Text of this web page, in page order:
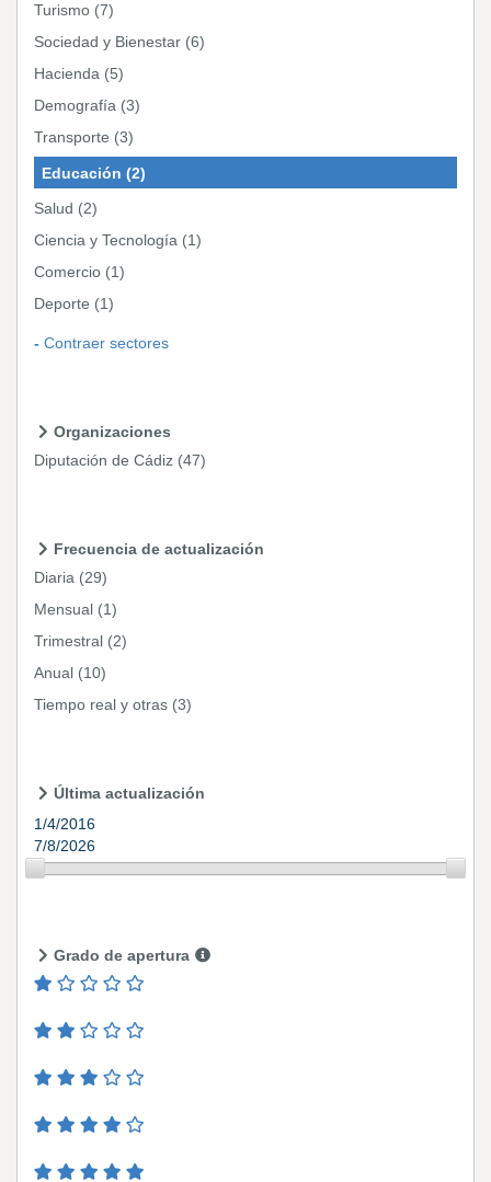
Turismo (7)
Sociedad y Bienestar (6)
Hacienda (5)
Demografía (3)
Transporte (3)
Educación (2)
Salud (2)
Ciencia y Tecnología (1)
Comercio (1)
Deporte (1)
Contraer sectores
Organizaciones
Diputación de Cádiz (47)
Frecuencia de actualización
Diaria (29)
Mensual (1)
Trimestral (2)
Anual (10)
Tiempo real y otras (3)
Última actualización
1/4/2016
7/8/2026
Grado de apertura